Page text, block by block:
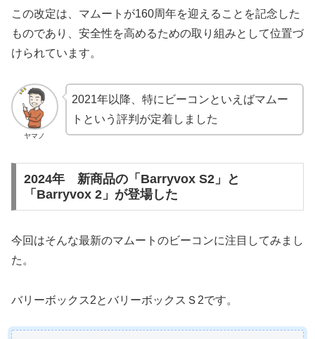
この改定は、マムートが160周年を迎えることを記念した
ものであり、安全性を高めるための取り組みとして位置づ
けられています。
ヤマノ
2021年以降、特にビーコンといえばマムー
トという評判が定着しました
2024年 新商品の「Barryvox S2」と
「Barryvox 2」が登場した
今回はそんな最新のマムートのビーコンに注目してみまし
た。
バリーボックス2とバリーボックスＳ2です。